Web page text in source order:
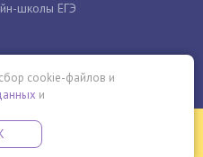
школы ЕГЭ
cookie-файлов и
и